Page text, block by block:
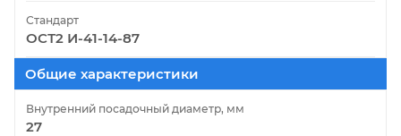
Стандарт
ОСТ2 И-41-14-87
Общие характеристики
Внутренний посадочный диаметр, мм
27